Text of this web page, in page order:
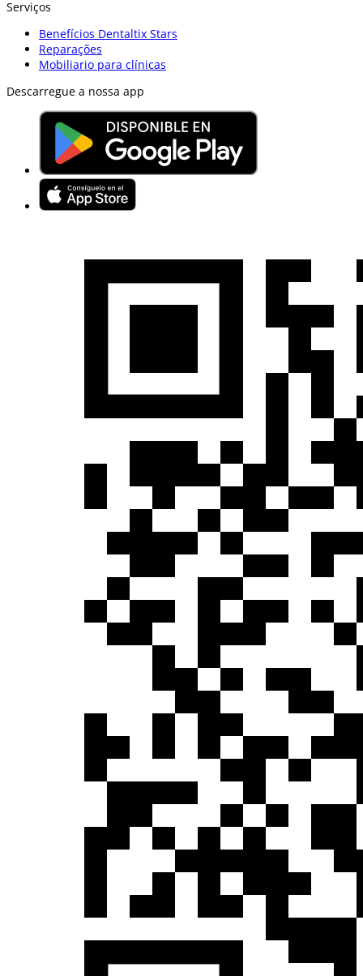
Serviços
Benefícios Dentaltix Stars
Reparações
Mobiliario para clínicas
Descarregue a nossa app